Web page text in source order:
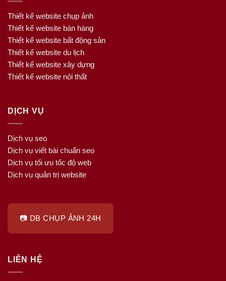
Thiết kế website chụp ảnh
Thiết kế website bán hàng
Thiết kế website bất động sản
Thiết kế website du lịch
Thiết kế website xây dựng
Thiết kế website nội thất
DỊCH VỤ
Dịch vụ seo
Dịch vụ viết bài chuẩn seo
Dịch vụ tối ưu tốc độ web
Dịch vụ quản trị website
📷 DB CHỤP ẢNH 24H
LIÊN HỆ